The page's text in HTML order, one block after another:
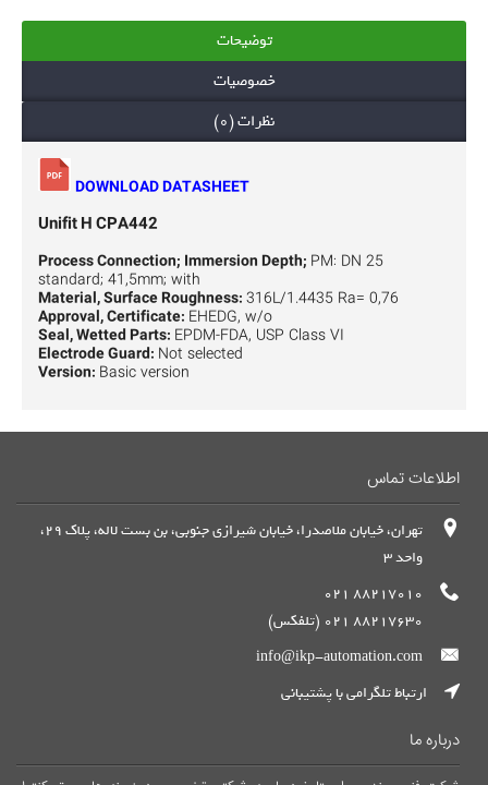
توضیحات
خصوصیات
نظرات (0)
DOWNLOAD DATASHEET
Unifit H CPA442
Process Connection; Immersion Depth; PM: DN 25
standard; 41,5mm; with
Material, Surface Roughness: 316L/1.4435 Ra= 0,76
Approval, Certificate: EHEDG, w/o
Seal, Wetted Parts: EPDM-FDA, USP Class VI
Electrode Guard: Not selected
Version: Basic version
اطلاعات تماس
تهران، خیابان ملاصدرا، خیابان شیرازی جنوبی، بن بست لاله، پلاک 29،
واحد 3
88217010 021
88217630 021 (تلفکس)
info@ikp-automation.com
ارتباط تلگرامی با پشتیبانی
درباره ما